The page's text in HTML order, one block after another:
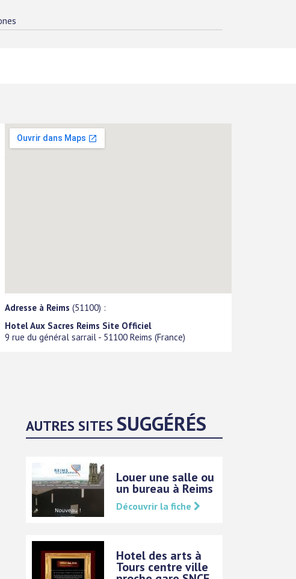
Adresse à Reims (51100) :
Hotel Aux Sacres Reims Site Officiel
9 rue du général sarrail - 51100 Reims (France)
AUTRES SITESSUGGÉRÉS
Louer une salle ou
un bureau à Reims
Découvrir la fiche
Hotel des arts à
Tours centre ville